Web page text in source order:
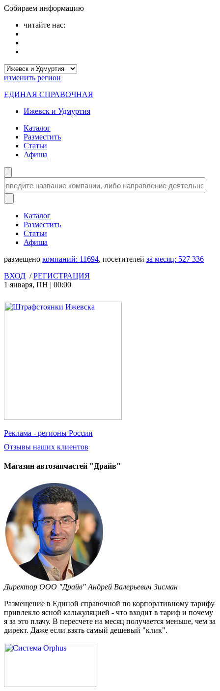
Собираем информацию
читайте нас:
изменить регион
ЕДИНАЯ СПРАВОЧНАЯ
Ижевск и Удмуртия
Каталог
Разместить
Статьи
Афиша
Каталог
Разместить
Статьи
Афиша
размещено компаний: 11694, посетителей за месяц: 527 336
ВХОД /РЕГИСТРАЦИЯ
1 января, ПН | 00:00
Реклама - регионы России
Отзывы наших клиентов
Магазин автозапчастей "Драйв"
Директор ООО "Драйв" Андрей Валерьевич Зисман
Размещение в Единой справочной по корпоративному тарифу
привлекло ясной калькуляцией - что входит в тариф и почему
я за это плачу. В пересчете на месяц получается меньше, чем за
директ. Даже если взять самый дешевый "клик".